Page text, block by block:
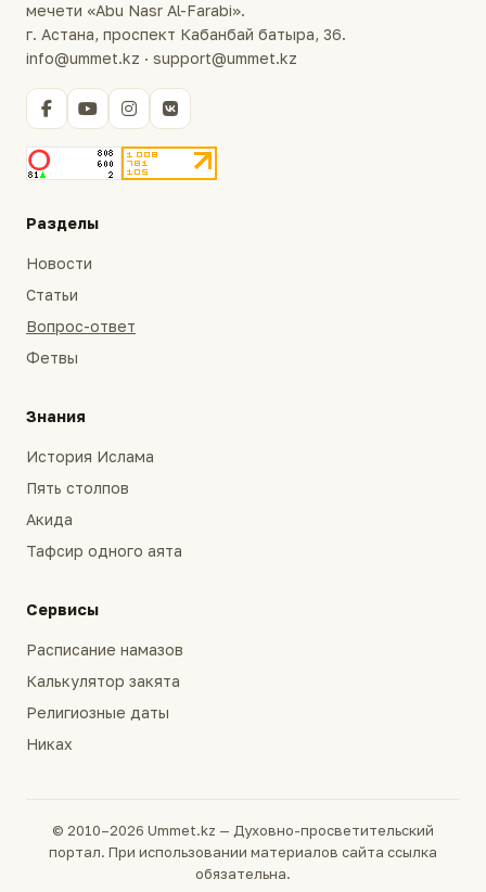
мечети «Abu Nasr Al-Farabi».
г. Астана, проспект Кабанбай батыра, 36.
info@ummet.kz · support@ummet.kz
Разделы
Новости
Статьи
Вопрос-ответ
Фетвы
Знания
История Ислама
Пять столпов
Акида
Тафсир одного аята
Сервисы
Расписание намазов
Калькулятор закята
Религиозные даты
Никах
© 2010–2026 Ummet.kz — Духовно-просветительский
портал. При использовании материалов сайта ссылка
обязательна.